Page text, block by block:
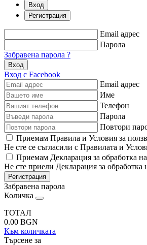
Вход
Регистрация
Email адрес
Парола
Забравена парола ?
Вход
Вход с Facebook
Email адрес
Име
Телефон
Парола
Повтори
Приемам Правила и Условия за
Не сте се съгласили с Правилата и
Приемам Декларация за обработка
Не сте приели Декларация за обработка
Регистрация
Забравена парола
Количка
ТОТАЛ
0.00 BGN
Към количката
Търсене за